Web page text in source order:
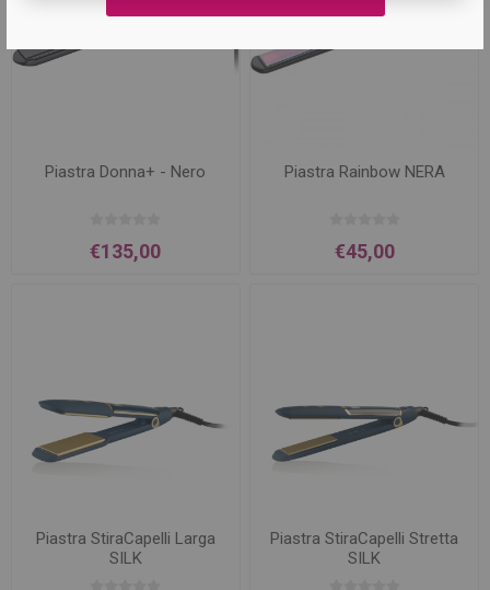
Piastra Donna+ - Nero
€135,00
Piastra Rainbow NERA
€45,00
Piastra StiraCapelli Larga
SILK
Piastra StiraCapelli Stretta
SILK